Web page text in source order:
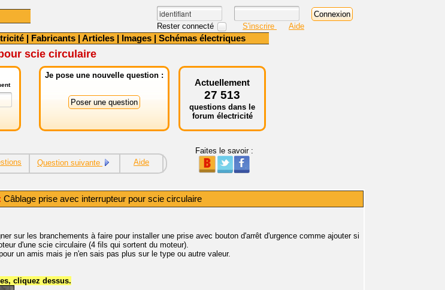
Rester connecté S'inscrire Aide
| Fabricants | Articles | Images | Schémas électriques
scie circulaire
Je pose une nouvelle question :
Actuellement
27 513
questions dans le
forum électricité
Question suivante Aide
Faites le savoir :
Câblage prise avec interrupteur pour scie circulaire
sur les branchements à faire pour installer une prise avec bouton d'arrêt d'urgence comme ajouter si
d'une scie circulaire (4 fils qui sortent du moteur).
un amis mais je n'en sais pas plus sur le type ou autre valeur.
cliquez dessus.